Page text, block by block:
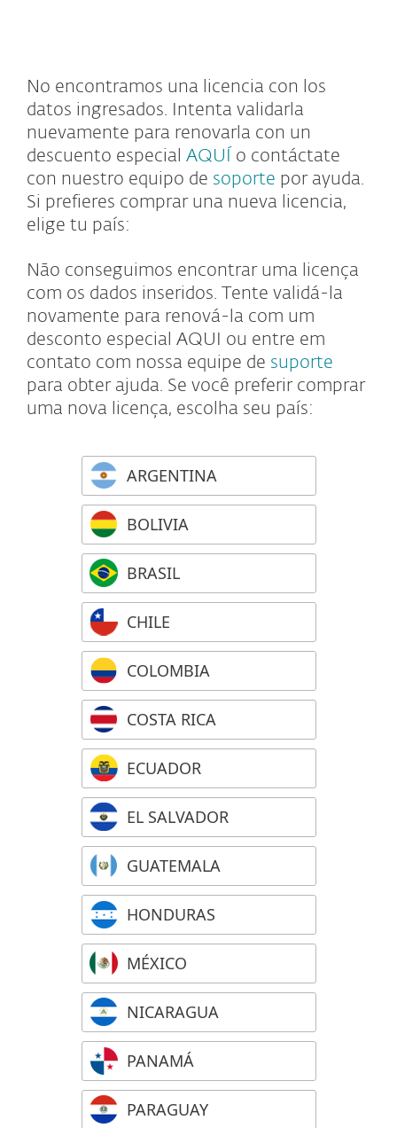
No encontramos una licencia con los
datos ingresados. Intenta validarla
nuevamente para renovarla con un
descuento especial AQUÍ
o contáctate
con nuestro equipo de soporte por ayuda.
Si prefieres comprar una nueva licencia,
elige tu país:
Não conseguimos encontrar uma licença
com os dados inseridos. Tente validá-la
novamente para renová-la com um
desconto especial AQUI ou entre em
contato com nossa equipe de suporte
para obter ajuda. Se você preferir comprar
uma nova licença, escolha seu país:
ARGENTINA
BOLIVIA
BRASIL
CHILE
COLOMBIA
COSTA RICA
ECUADOR
EL SALVADOR
GUATEMALA
HONDURAS
MÉXICO
NICARAGUA
PANAMÁ
PARAGUAY